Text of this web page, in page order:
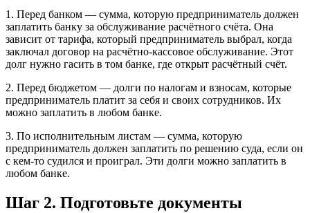
1. Перед банком — сумма, которую предприниматель должен
заплатить банку за обслуживание расчётного счёта. Она
зависит от тарифа, который предприниматель выбрал, когда
заключал договор на расчётно-кассовое обслуживание. Этот
долг нужно гасить в том банке, где открыт расчётный счёт.
2. Перед бюджетом — долги по налогам и взносам, которые
предприниматель платит за себя и своих сотрудников. Их
можно заплатить в любом банке.
3. По исполнительным листам — сумма, которую
предприниматель должен заплатить по решению суда, если он
с кем-то судился и проиграл. Эти долги можно заплатить в
любом банке.
Шаг 2. Подготовьте документы